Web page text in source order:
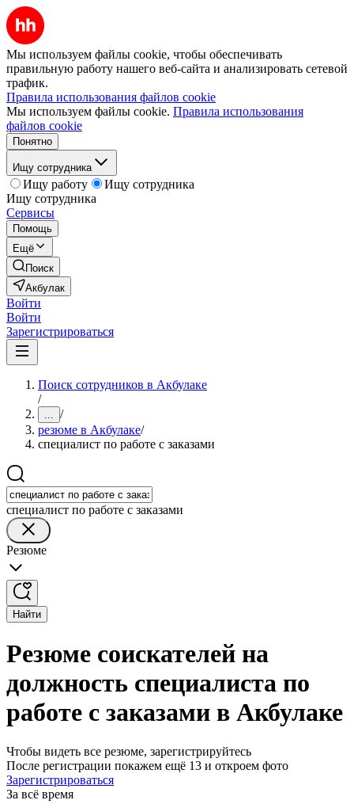
Мы используем файлы cookie, чтобы обеспечивать
правильную работу нашего веб-сайта и анализировать сетевой
трафик.
Правила использования файлов cookie
Мы используем файлы cookie. Правила использования
файлов cookie
Понятно
Ищу сотрудника
Ищу работу
Ищу сотрудника
Ищу сотрудника
Сервисы
Помощь
Ещё
Поиск
Акбулак
Войти
Войти
Зарегистрироваться
Поиск сотрудников в Акбулаке
/
... /
резюме в Акбулаке/
специалист по работе с заказами
специалист по работе с заказами
Резюме
Найти
Резюме соискателей на
должность специалиста по
работе с заказами в Акбулаке
Чтобы видеть все резюме, зарегистрируйтесь
После регистрации покажем ещё 13 и откроем фото
Зарегистрироваться
За всё время